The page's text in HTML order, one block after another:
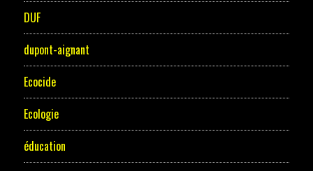
DUF
dupont-aignant
Ecocide
Ecologie
éducation